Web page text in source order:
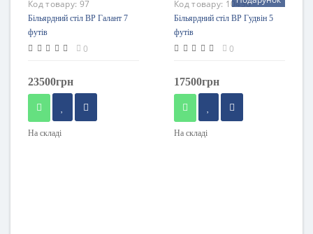
Код товару: 97
Більярдний стіл BP Галант 7
футів
0
23500грн
На складі
Код товару: 10430
Більярдний стіл BP Гудвін 5
футів
0
17500грн
На складі